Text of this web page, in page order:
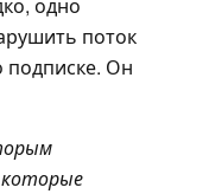
поток
подписке. Он